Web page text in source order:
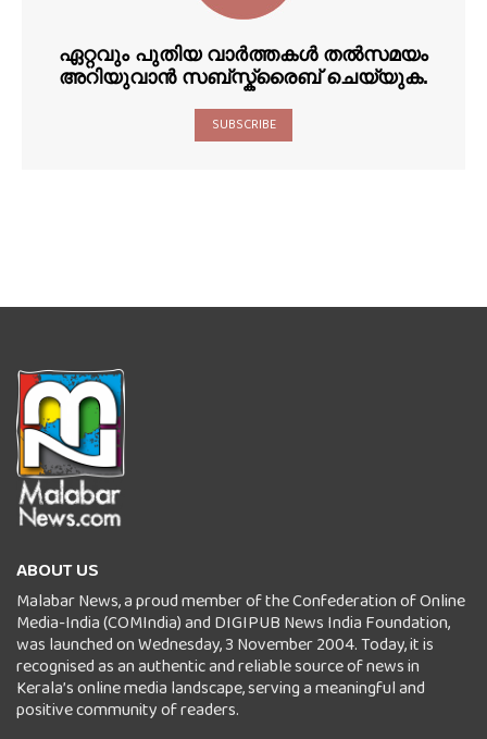
ഏറ്റവും പുതിയ വാർത്തകൾ തൽസമയം
അറിയുവാൻ സബ്സ്ക്രൈബ് ചെയ്യുക.
SUBSCRIBE
ABOUT US
Malabar News, a proud member of the Confederation of Online
Media-India (COMIndia) and DIGIPUB News India Foundation,
was launched on Wednesday, 3 November 2004. Today, it is
recognised as an authentic and reliable source of news in
Kerala’s online media landscape, serving a meaningful and
positive community of readers.